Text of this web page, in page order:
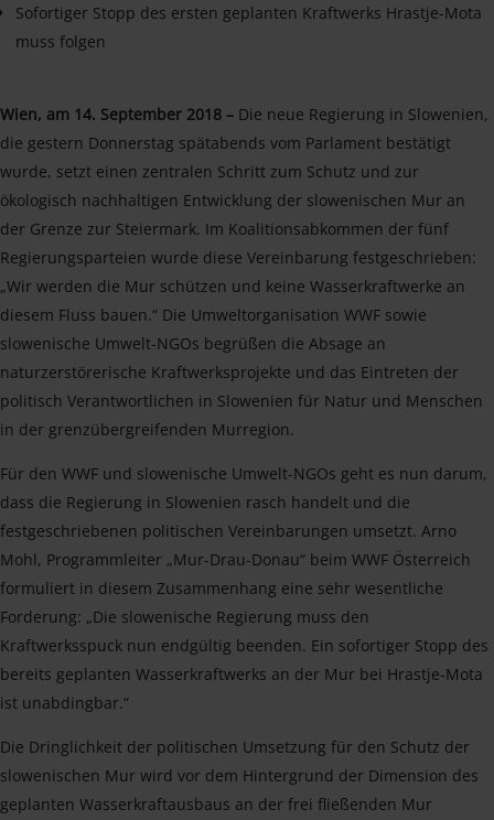
Sofortiger Stopp des ersten geplanten Kraftwerks Hrastje-Mota
muss folgen
Wien, am 14. September 2018 – Die neue Regierung in Slowenien,
die gestern Donnerstag spätabends vom Parlament bestätigt
wurde, setzt einen zentralen Schritt zum Schutz und zur
ökologisch nachhaltigen Entwicklung der slowenischen Mur an
der Grenze zur Steiermark. Im Koalitionsabkommen der fünf
Regierungsparteien wurde diese Vereinbarung festgeschrieben:
„Wir werden die Mur schützen und keine Wasserkraftwerke an
diesem Fluss bauen.“ Die Umweltorganisation WWF sowie
slowenische Umwelt-NGOs begrüßen die Absage an
naturzerstörerische Kraftwerksprojekte und das Eintreten der
politisch Verantwortlichen in Slowenien für Natur und Menschen
in der grenzübergreifenden Murregion.
Für den WWF und slowenische Umwelt-NGOs geht es nun darum,
dass die Regierung in Slowenien rasch handelt und die
festgeschriebenen politischen Vereinbarungen umsetzt. Arno
Mohl, Programmleiter „Mur-Drau-Donau“ beim WWF Österreich
formuliert in diesem Zusammenhang eine sehr wesentliche
Forderung: „Die slowenische Regierung muss den
Kraftwerksspuck nun endgültig beenden. Ein sofortiger Stopp des
bereits geplanten Wasserkraftwerks an der Mur bei Hrastje-Mota
ist unabdingbar.“
Die Dringlichkeit der politischen Umsetzung für den Schutz der
slowenischen Mur wird vor dem Hintergrund der Dimension des
geplanten Wasserkraftausbaus an der frei fließenden Mur